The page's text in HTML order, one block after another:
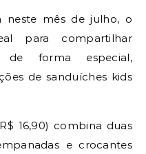
neste mês de julho, o
para compartilhar
forma especial,
de sanduíches kids
16,90) combina duas
e crocantes